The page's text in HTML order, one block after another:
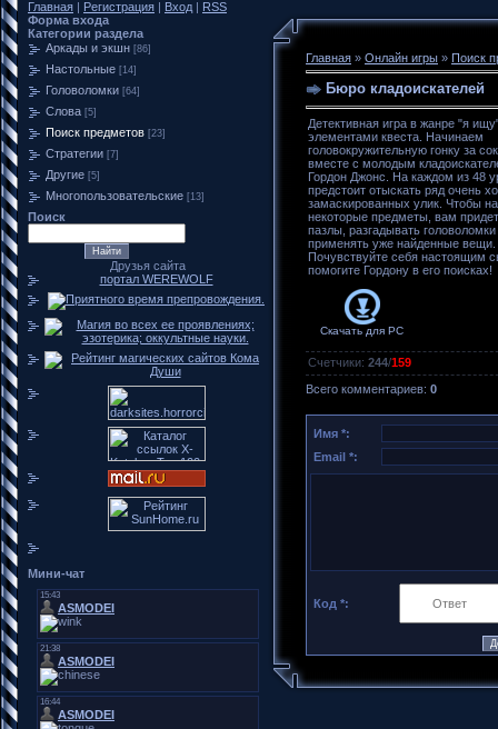
Главная | Регистрация | Вход | RSS
Форма входа
Категории раздела
Аркады и экшн [86]
Настольные [14]
Головоломки [64]
Слова [5]
Поиск предметов [23]
Стратегии [7]
Другие [5]
Многопользовательские [13]
Поиск
Друзья сайта
портал WEREWOLF
Мини-чат
Главная » Онлайн игры » Поиск
Бюро кладоискателей
Детективная игра в жанре "я
элементами квеста. Начинаем
головокружительную гонку за
вместе с молодым
Гордон Джонс. На каждом из 48
предстоит отыскать ряд очень
замаскированных улик. Чтобы
некоторые предметы, вам
пазлы, разгадывать
применять уже найденные вещи.
Почувствуйте себя настоящим
помогите Гордону в его поисках!
Скачать для PC
Счетчики: 244/159
Всего комментариев: 0
Имя *:
Email *:
Код *: